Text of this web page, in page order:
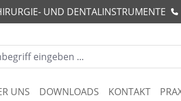
UND DENTALINSTRUMENTE
UNS DOWNLOADS KONTAKT